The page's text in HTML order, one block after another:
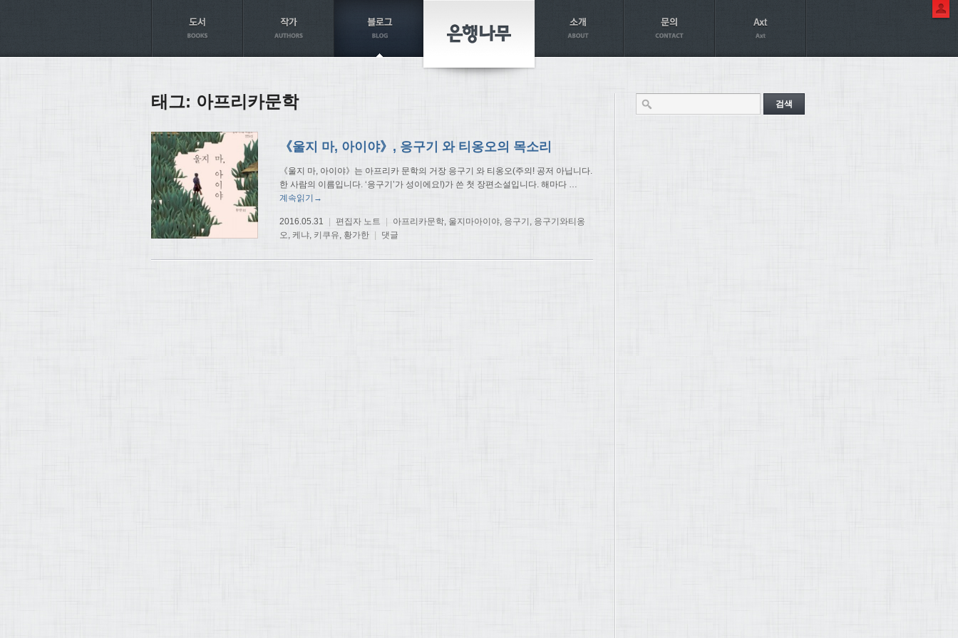
태그: 아프리카문학
《울지 마, 아이야》, 응구기 와 티옹오의 목소리
《울지 마, 아이야》는 아프리카 문학의 거장 응구기 와 티옹오(주의! 공저 아닙니다.
한 사람의 이름입니다. ‘응구기’가 성이에요!)가 쓴 첫 장편소설입니다. 해마다
계속읽기→
2016.05.31 편집자 노트 아프리카문학, 울지마아이야, 응구기 , 응구기와티옹
오, 케냐, 키쿠유, 황가한 댓글